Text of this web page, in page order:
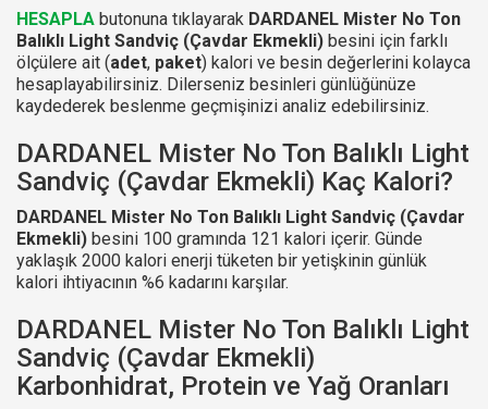
HESAPLA butonuna tıklayarak DARDANEL Mister No Ton
Balıklı Light Sandviç (Çavdar Ekmekli) besini için farklı
ölçülere ait (adet, paket) kalori ve besin değerlerini kolayca
hesaplayabilirsiniz. Dilerseniz besinleri günlüğünüze
kaydederek beslenme geçmişinizi analiz edebilirsiniz.
DARDANEL Mister No Ton Balıklı Light
Sandviç (Çavdar Ekmekli) Kaç Kalori?
DARDANEL Mister No Ton Balıklı Light Sandviç (Çavdar
Ekmekli) besini 100 gramında 121 kalori içerir. Günde
yaklaşık 2000 kalori enerji tüketen bir yetişkinin günlük
kalori ihtiyacının %6 kadarını karşılar.
DARDANEL Mister No Ton Balıklı Light
Sandviç (Çavdar Ekmekli)
Karbonhidrat, Protein ve Yağ Oranları